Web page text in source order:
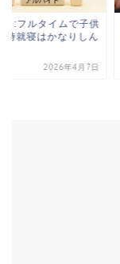
き:フルタイムで子供
時就寝はかなりしん
2026年4月7日